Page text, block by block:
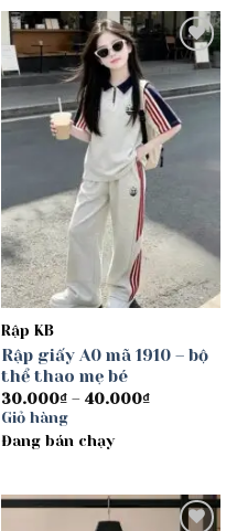
Add to
wishlist
Rập KB
Rập giấy A0 mã 1910 – bộ
thể thao mẹ bé
30.000₫ – 40.000₫Khoảng
Giỏ hàng
Đang bán chạy